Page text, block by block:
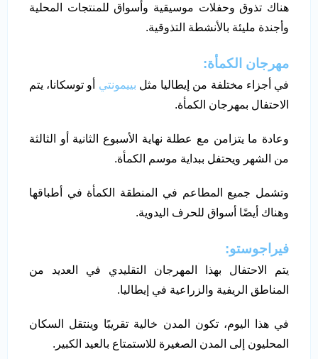
هناك تذوق وحفلات موسيقية وأسواق للمنتجات المحلية
وأجندة مليئة بالأنشطة التذوقية.
مهرجان الكمأة:
في أجزاء مختلفة من إيطاليا مثل بييمونتي أو توسكانا، يتم
الاحتفال بمهرجان الكمأة.
وعادة ما يتزامن مع عطلة نهاية الأسبوع الثانية أو الثالثة
من الشهر ويحتفل ببداية موسم الكمأة.
وتشمل جميع المطاعم في المنطقة الكمأة في أطباقها
وهناك أيضًا أسواق للحرف اليدوية.
فيراجوستو:
يتم الاحتفال بهذا المهرجان التقليدي في العديد من
المناطق الريفية والزراعية في إيطاليا.
في هذا اليوم، تكون المدن خالية تقريبًا وينتقل السكان
المحليون إلى المدن الصغيرة للاستمتاع بالعيد الكبير.